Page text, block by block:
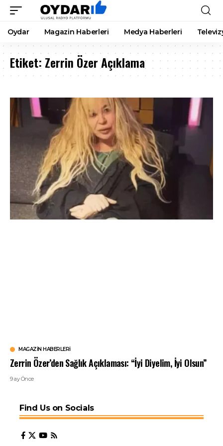
Oydar Magazin Haberleri Medya Haberleri
Etiket: Zerrin Özer Açıklama
MAGAZIN HABERLERI
Zerrin Özer’den Sağlık Açıklaması: “İyi Diyelim, İyi Olsun”
9 ay Önce
Find Us on Socials